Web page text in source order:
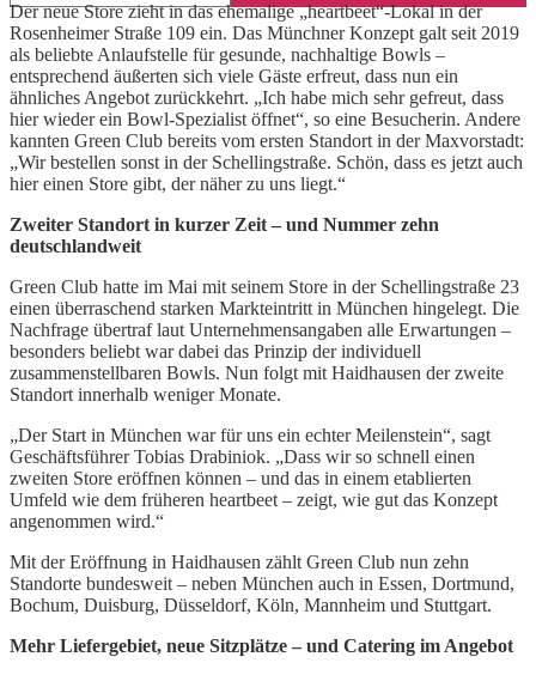
Der neue Store zieht in das ehemalige „heartbeet“-Lokal in der
Rosenheimer Straße 109 ein. Das Münchner Konzept galt seit 2019
als beliebte Anlaufstelle für gesunde, nachhaltige Bowls –
entsprechend äußerten sich viele Gäste erfreut, dass nun ein
ähnliches Angebot zurückkehrt. „Ich habe mich sehr gefreut, dass
hier wieder ein Bowl-Spezialist öffnet“, so eine Besucherin. Andere
kannten Green Club bereits vom ersten Standort in der Maxvorstadt:
„Wir bestellen sonst in der Schellingstraße. Schön, dass es jetzt auch
hier einen Store gibt, der näher zu uns liegt.“
Zweiter Standort in kurzer Zeit – und Nummer zehn
deutschlandweit
Green Club hatte im Mai mit seinem Store in der Schellingstraße 23
einen überraschend starken Markteintritt in München hingelegt. Die
Nachfrage übertraf laut Unternehmensangaben alle Erwartungen –
besonders beliebt war dabei das Prinzip der individuell
zusammenstellbaren Bowls. Nun folgt mit Haidhausen der zweite
Standort innerhalb weniger Monate.
„Der Start in München war für uns ein echter Meilenstein“, sagt
Geschäftsführer Tobias Drabiniok. „Dass wir so schnell einen
zweiten Store eröffnen können – und das in einem etablierten
Umfeld wie dem früheren heartbeet – zeigt, wie gut das Konzept
angenommen wird.“
Mit der Eröffnung in Haidhausen zählt Green Club nun zehn
Standorte bundesweit – neben München auch in Essen, Dortmund,
Bochum, Duisburg, Düsseldorf, Köln, Mannheim und Stuttgart.
Mehr Liefergebiet, neue Sitzplätze – und Catering im Angebot